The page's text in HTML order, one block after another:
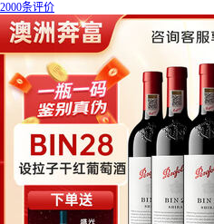
2000条评价